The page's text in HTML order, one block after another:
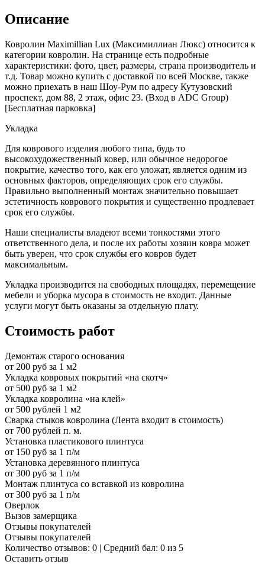
Описание
Ковролин Maximillian Lux (Максимиллиан Люкс) относится к
категории ковролин. На странице есть подробные
характеристики: фото, цвет, размеры, страна производитель и
т.д. Товар можно купить с доставкой по всей Москве, также
можно приехать в наш Шоу-Рум по адресу Кутузовский
проспект, дом 88, 2 этаж, офис 23. (Вход в ADC Group)
[Бесплатная парковка]
Укладка
Для коврового изделия любого типа, будь то
высокохудожественный ковер, или обычное недорогое
покрытие, качество того, как его уложат, является одним из
основных факторов, определяющих срок его службы.
Правильно выполненный монтаж значительно повышает
эстетичность коврового покрытия и существенно продлевает
срок его службы.
Наши специалисты владеют всеми тонкостями этого
ответственного дела, и после их работы хозяин ковра может
быть уверен, что срок службы его ковров будет
максимальным.
Укладка производится на свободных площадях, перемещение
мебели и уборка мусора в стоимость не входит. Данные
услуги могут быть оказаны за отдельную плату.
Стоимость работ
Демонтаж старого основания
от 200 руб за 1 м2
Укладка ковровых покрытий «на скотч»
от 500 руб за 1 м2
Укладка ковролина «на клей»
от 500 рублей 1 м2
Сварка стыков ковролина (Лента входит в стоимость)
от 700 рублей п. м.
Установка пластикового плинтуса
от 150 руб за 1 п/м
Установка деревянного плинтуса
от 300 руб за 1 п/м
Монтаж плинтуса со вставкой из ковролина
от 300 руб за 1 п/м
Оверлок
Вызов замерщика
Отзывы покупателей
Отзывы покупателей
Количество отзывов: 0 | Средний бал: 0 из 5
Оставить отзыв